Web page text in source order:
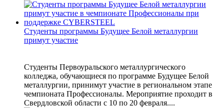
Студенты программы Будущее Белой металлургии
примут участие
Студенты Первоуральского металлургического
колледжа, обучающиеся по программе Будущее Белой
металлургии, принимут участие в региональном этапе
чемпионата Профессионалы. Мероприятие проходит в
Свердловской области с 10 по 20 февраля....